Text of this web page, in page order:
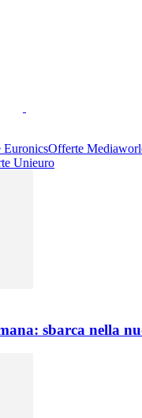
EuronicsOfferte
Unieuro
sbarca nella